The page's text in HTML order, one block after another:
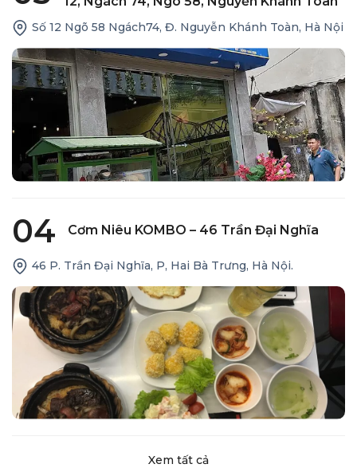
Số 12 Ngõ 58 Ngách74, Đ. Nguyễn Khánh Toàn, Hà Nội
04 Cơm Niêu KOMBO – 46 Trần Đại Nghĩa
46 P. Trần Đại Nghĩa, P, Hai Bà Trưng, Hà Nội.
Xem tất cả